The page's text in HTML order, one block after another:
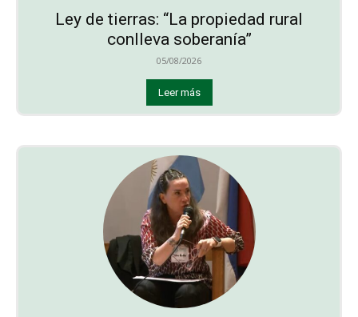
Ley de tierras: “La propiedad rural
conlleva soberanía”
05/08/2026
Leer más